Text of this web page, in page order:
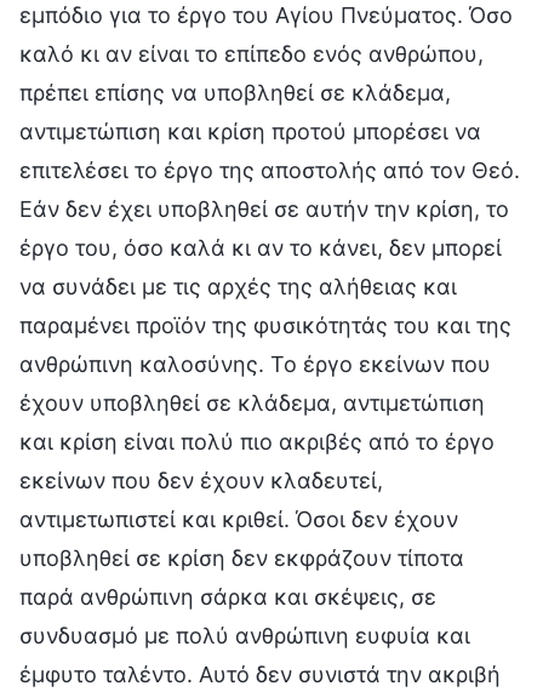
εμπόδιο για το έργο του Αγίου Πνεύματος. Όσο
καλό κι αν είναι το επίπεδο ενός ανθρώπου,
πρέπει επίσης να υποβληθεί σε κλάδεμα,
αντιμετώπιση και κρίση προτού μπορέσει να
επιτελέσει το έργο της αποστολής από τον Θεό.
Εάν δεν έχει υποβληθεί σε αυτήν την κρίση, το
έργο του, όσο καλά κι αν το κάνει, δεν μπορεί
να συνάδει με τις αρχές της αλήθειας και
παραμένει προϊόν της φυσικότητάς του και της
ανθρώπινη καλοσύνης. Το έργο εκείνων που
έχουν υποβληθεί σε κλάδεμα, αντιμετώπιση
και κρίση είναι πολύ πιο ακριβές από το έργο
εκείνων που δεν έχουν κλαδευτεί,
αντιμετωπιστεί και κριθεί. Όσοι δεν έχουν
υποβληθεί σε κρίση δεν εκφράζουν τίποτα
παρά ανθρώπινη σάρκα και σκέψεις, σε
συνδυασμό με πολύ ανθρώπινη ευφυία και
έμφυτο ταλέντο. Αυτό δεν συνιστά την ακριβή